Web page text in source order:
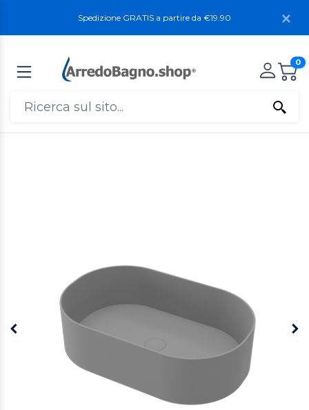
Spedizione GRATIS a partire da €19.90
0